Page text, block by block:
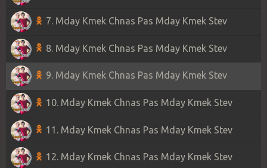
7. Mday Kmek Chnas Pas Mday Kmek Stev
8. Mday Kmek Chnas Pas Mday Kmek Stev
9. Mday Kmek Chnas Pas Mday Kmek Stev
10. Mday Kmek Chnas Pas Mday Kmek Stev
11. Mday Kmek Chnas Pas Mday Kmek Stev
12. Mday Kmek Chnas Pas Mday Kmek Stev